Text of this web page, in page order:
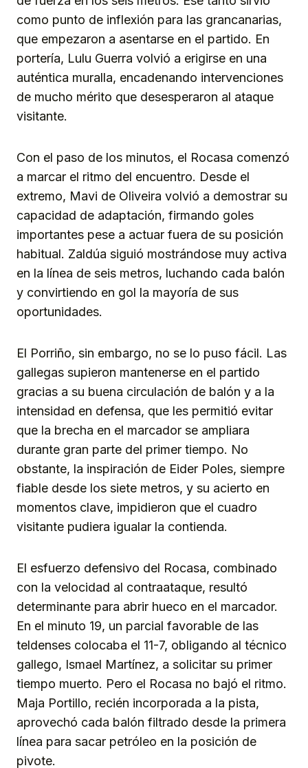
como punto de inflexión para las grancanarias,
que empezaron a asentarse en el partido. En
portería, Lulu Guerra volvió a erigirse en una
auténtica muralla, encadenando intervenciones
de mucho mérito que desesperaron al ataque
visitante.
Con el paso de los minutos, el Rocasa comenzó
a marcar el ritmo del encuentro. Desde el
extremo, Mavi de Oliveira volvió a demostrar su
capacidad de adaptación, firmando goles
importantes pese a actuar fuera de su posición
habitual. Zaldúa siguió mostrándose muy activa
en la línea de seis metros, luchando cada balón
y convirtiendo en gol la mayoría de sus
oportunidades.
El Porriño, sin embargo, no se lo puso fácil. Las
gallegas supieron mantenerse en el partido
gracias a su buena circulación de balón y a la
intensidad en defensa, que les permitió evitar
que la brecha en el marcador se ampliara
durante gran parte del primer tiempo. No
obstante, la inspiración de Eider Poles, siempre
fiable desde los siete metros, y su acierto en
momentos clave, impidieron que el cuadro
visitante pudiera igualar la contienda.
El esfuerzo defensivo del Rocasa, combinado
con la velocidad al contraataque, resultó
determinante para abrir hueco en el marcador.
En el minuto 19, un parcial favorable de las
teldenses colocaba el 11-7, obligando al técnico
gallego, Ismael Martínez, a solicitar su primer
tiempo muerto. Pero el Rocasa no bajó el ritmo.
Maja Portillo, recién incorporada a la pista,
aprovechó cada balón filtrado desde la primera
línea para sacar petróleo en la posición de
pivote.